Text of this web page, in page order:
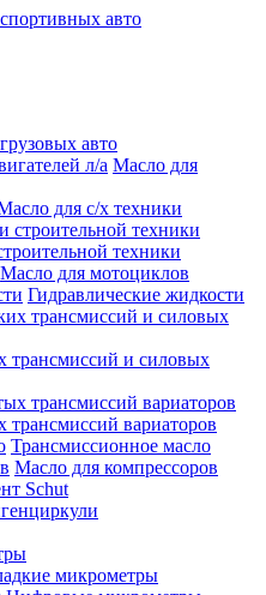
авто
авто
Масло для
для с/х техники
техники
Масло для мотоциклов
Гидравлические жидкости
трансмиссий и силовых
трансмиссий вариаторов
Трансмиссионное масло
Масло для компрессоров
Schut
микрометры